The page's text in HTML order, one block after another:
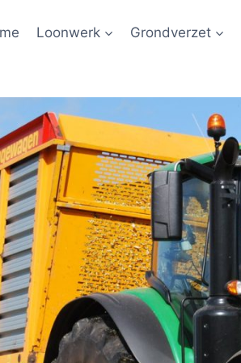
Loonwerk Grondverzet